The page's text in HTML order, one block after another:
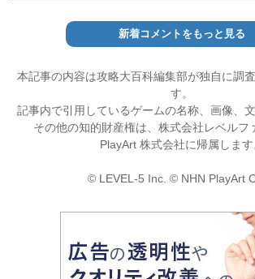
新着コメントをもっと見る
本記事の内容は攻略大百科編集部が独自に調
す。
記事内で引用しているゲームの名称、画像、
その他の知的財産権は、株式会社レベルフ
PlayArt 株式会社に帰属します
© LEVEL-5 Inc. © NHN PlayArt